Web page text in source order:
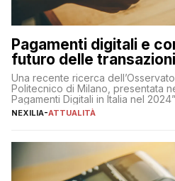
Pagamenti digitali e
futuro delle
Una recente ricerca
Politecnico di Milano, presentata
Pagamenti Digitali in Italia nel
definitivi del primo semestre 2024
NEXILIA-ATTUALITÀ